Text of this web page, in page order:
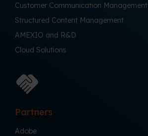
Customer Communication Management
Structured Content Management
AMEXIO and R&D
Cloud Solutions
Partners
Adobe